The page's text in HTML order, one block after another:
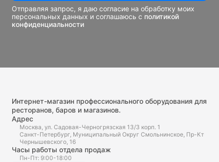
Отправляя запрос, я даю согласие на обработку моих
персональных данных и соглашаюсь с политикой
конфиденциальности
Интернет-магазин профессионального оборудования для
ресторанов, баров и магазинов.
Адрес
Москва, ул. Садовая-Черногрязская 13/3 корп. 1
Санкт-Петербург, Муниципальный Округ Смольнинское, Пр-Кт
Чернышевского, 16
Часы работы отдела продаж
Пн-Пт: 9:00-18:00